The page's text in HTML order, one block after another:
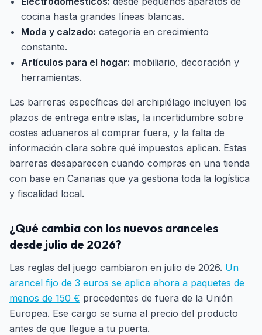
cocina hasta grandes líneas blancas.
Moda y calzado: categoría en crecimiento
constante.
Artículos para el hogar: mobiliario, decoración y
herramientas.
Las barreras específicas del archipiélago incluyen los
plazos de entrega entre islas, la incertidumbre sobre
costes aduaneros al comprar fuera, y la falta de
información clara sobre qué impuestos aplican. Estas
barreras desaparecen cuando compras en una tienda
con base en Canarias que ya gestiona toda la logística
y fiscalidad local.
¿Qué cambia con los nuevos aranceles
desde julio de 2026?
Las reglas del juego cambiaron en julio de 2026. Un
arancel fijo de 3 euros se aplica ahora a paquetes de
menos de 150 € procedentes de fuera de la Unión
Europea. Ese cargo se suma al precio del producto
antes de que llegue a tu puerta.